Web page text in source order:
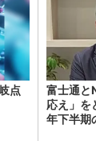
点
富士通と
応え」
年下半期